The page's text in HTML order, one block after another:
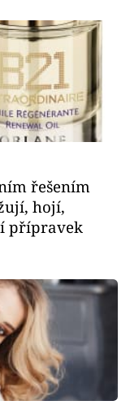
řešením
hojí,
přípravek